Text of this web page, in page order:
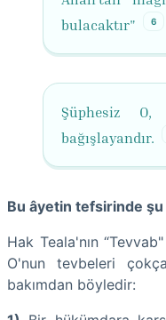
bulacaktır"
6
Şüphesiz
bağışlayandır.
Bu âyetin tefsirinde şu
Hak Teala'nın
O'nun tevbeleri
bakımdan böyledir: